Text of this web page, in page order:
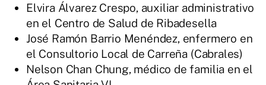
Elvira Álvarez Crespo, auxiliar administrativo
en el Centro de Salud de Ribadesella
José Ramón Barrio Menéndez, enfermero en
el Consultorio Local de Carreña (Cabrales)
Nelson Chan Chung, médico de familia en el